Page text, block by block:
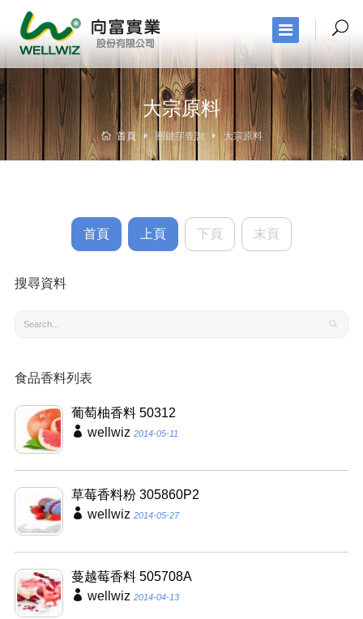
大宗原料
首頁 關鍵字查詢 大宗原料
首頁 上頁 下頁 末頁
搜尋資料
食品香料列表
葡萄柚香料 50312
wellwiz 2014-05-11
草莓香料粉 305860P2
wellwiz 2014-05-27
蔓越莓香料 505708A
wellwiz 2014-04-13